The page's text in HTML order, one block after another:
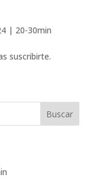
| 20-30min
suscribirte.
Buscar